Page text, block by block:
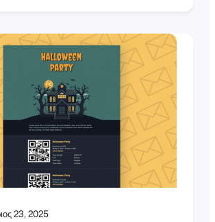
μπορείτε να
βαθμίδες ως παραλλαγές
να ορίσετε τιμές και αποθέματα
και να συλλέγετε τα στοιχεία
ανά εισιτήριο. Αυτή η
σας δείχνει πώς να το
και να το επικυρώσετε από την
το τέλος. [...]
23, 2025